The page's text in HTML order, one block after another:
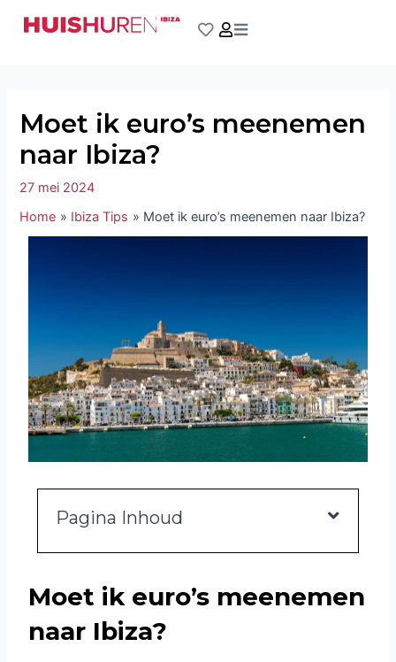
naar
Moet ik euro’s meenemen
naar Ibiza?
27 mei 2024
Home
Ibiza Tips Moet ik euro’s meenemen naar Ibiza?
Pagina Inhoud
Moet ik euro’s meenemen
naar Ibiza?
navigatie